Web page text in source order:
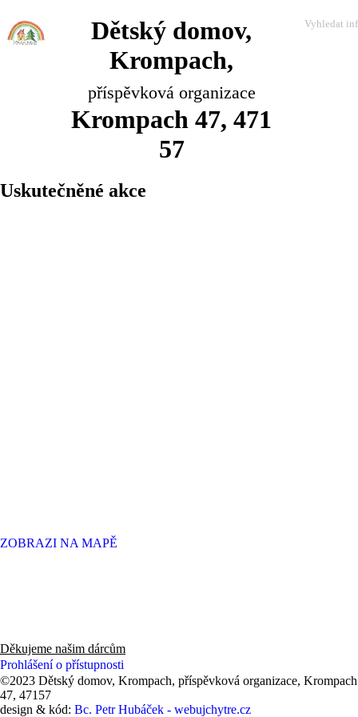
Dětský domov,
Krompach,
příspěvková organizace
Krompach 47, 471
57
Uskutečněné akce
ZOBRAZI NA MAPĚ
Děkujeme našim dárcům
Prohlášení o přístupnosti
©2023 Dětský domov, Krompach, příspěvková organizace, Krompach
47, 47157
design & kód: Bc. Petr Hubáček - webujchytre.cz